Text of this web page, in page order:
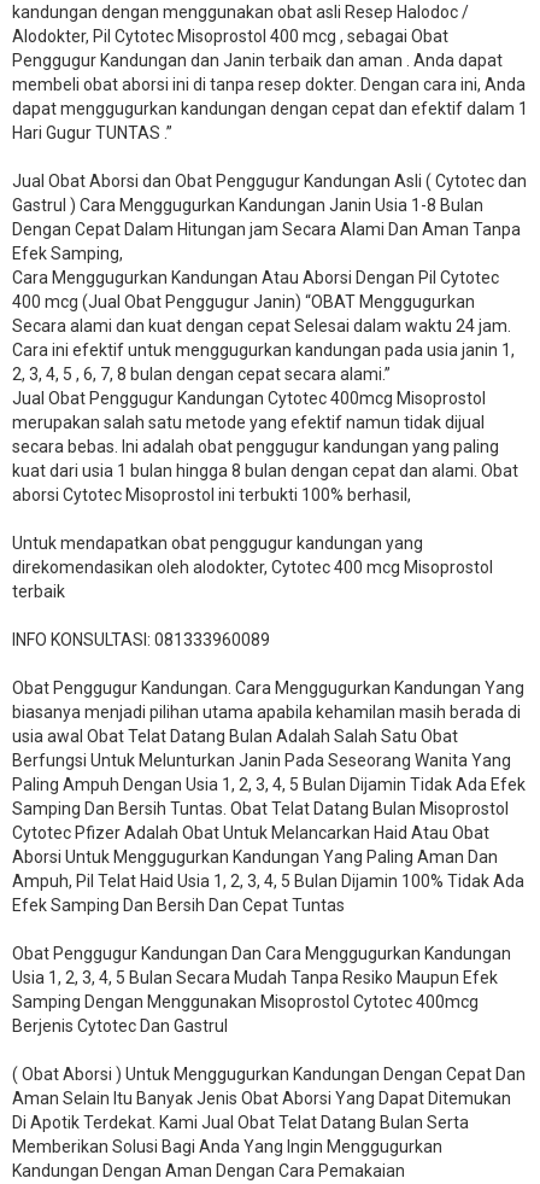
kandungan dengan menggunakan obat asli Resep Halodoc /
Alodokter, Pil Cytotec Misoprostol 400 mcg , sebagai Obat
Penggugur Kandungan dan Janin terbaik dan aman . Anda dapat
membeli obat aborsi ini di tanpa resep dokter. Dengan cara ini, Anda
dapat menggugurkan kandungan dengan cepat dan efektif dalam 1
Hari Gugur TUNTAS .”
Jual Obat Aborsi dan Obat Penggugur Kandungan Asli ( Cytotec dan
Gastrul ) Cara Menggugurkan Kandungan Janin Usia 1-8 Bulan
Dengan Cepat Dalam Hitungan jam Secara Alami Dan Aman Tanpa
Efek Samping,
Cara Menggugurkan Kandungan Atau Aborsi Dengan Pil Cytotec
400 mcg (Jual Obat Penggugur Janin) “OBAT Menggugurkan
Secara alami dan kuat dengan cepat Selesai dalam waktu 24 jam.
Cara ini efektif untuk menggugurkan kandungan pada usia janin 1,
2, 3, 4, 5 , 6, 7, 8 bulan dengan cepat secara alami.”
Jual Obat Penggugur Kandungan Cytotec 400mcg Misoprostol
merupakan salah satu metode yang efektif namun tidak dijual
secara bebas. Ini adalah obat penggugur kandungan yang paling
kuat dari usia 1 bulan hingga 8 bulan dengan cepat dan alami. Obat
aborsi Cytotec Misoprostol ini terbukti 100% berhasil,
Untuk mendapatkan obat penggugur kandungan yang
direkomendasikan oleh alodokter, Cytotec 400 mcg Misoprostol
terbaik
INFO KONSULTASI: 081333960089
​Obat Penggugur Kandungan. Cara Menggugurkan Kandungan Yang
biasanya menjadi pilihan utama apabila kehamilan masih berada di
usia awal Obat Telat Datang Bulan Adalah Salah Satu Obat
Berfungsi Untuk Melunturkan Janin Pada Seseorang Wanita Yang
Paling Ampuh Dengan Usia 1, 2, 3, 4, 5 Bulan Dijamin Tidak Ada Efek
Samping Dan Bersih Tuntas. Obat Telat Datang Bulan Misoprostol
Cytotec Pfizer Adalah Obat Untuk Melancarkan Haid Atau Obat
Aborsi Untuk Menggugurkan Kandungan Yang Paling Aman Dan
Ampuh, Pil Telat Haid Usia 1, 2, 3, 4, 5 Bulan Dijamin 100% Tidak Ada
Efek Samping Dan Bersih Dan Cepat Tuntas
Obat Penggugur Kandungan Dan Cara Menggugurkan Kandungan
Usia 1, 2, 3, 4, 5 Bulan Secara Mudah Tanpa Resiko Maupun Efek
Samping Dengan Menggunakan Misoprostol Cytotec 400mcg
Berjenis Cytotec Dan Gastrul
( Obat Aborsi ) Untuk Menggugurkan Kandungan Dengan Cepat Dan
Aman Selain Itu Banyak Jenis Obat Aborsi Yang Dapat Ditemukan
Di Apotik Terdekat. Kami Jual Obat Telat Datang Bulan Serta
Memberikan Solusi Bagi Anda Yang Ingin Menggugurkan
Kandungan Dengan Aman Dengan Cara Pemakaian